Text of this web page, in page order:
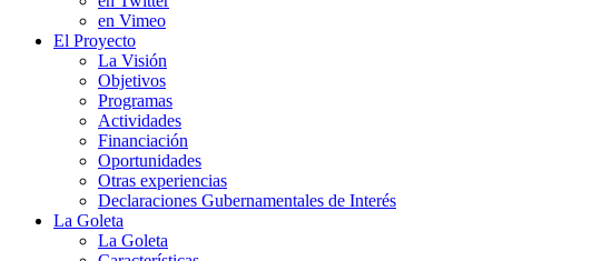
en Vimeo
El Proyecto
La Visión
Objetivos
Programas
Actividades
Financiación
Oportunidades
Otras experiencias
Declaraciones Gubernamentales de Interés
La Goleta
La Goleta